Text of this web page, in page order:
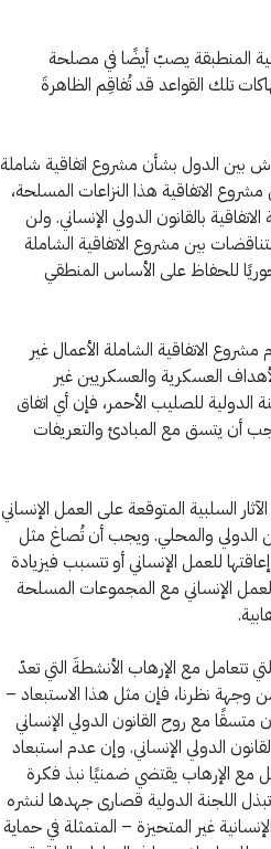
المنطبقة يصبّ أيضًا في مصلحة
تلك القواعد قد تُفاقِم الظاهرةَ
بين الدول بشأن مشروع اتفاقية شاملة
الاتفاقية هذا النزاعات المسلحة،
بالقانون الدولي الإنساني. ولن
بين مشروع الاتفاقية الشاملة
للحفاظ على الأساس المنطقي
الاتفاقية الشاملة الأعمال غير
العسكرية والعسكريين غير
للصليب الأحمر، فإن أي اتفاق
أن يتسق مع المبادئ والتعريفات
اللجنة الدولية الآثار السلبية المتوقعة على العمل الإنساني
الدولي والمحلي. ويجب أن تُصاغ مثل
للعمل الإنساني أو تتسبب فيزيادة
الإنساني مع المجموعات المسلحة
تتعامل مع الإرهاب الأنشطةَ التي تعدّ
وجهة نظرنا، فإن مثل هذا الاستبعاد –
مع روح القانون الدولي الإنساني
الدولي الإنساني. وإن عدم استبعاد
مع الإرهاب يقتضي ضمنيًا نبذ فكرة
اللجنة الدولية قصارى جهدها لنشره
غير المتحيزة – المتمثلة في حماية